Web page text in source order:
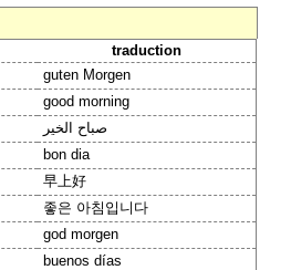
traduction
guten Morgen
good morning
صباح الخير
bon dia
早上好
좋은 아침입니다
god morgen
buenos días